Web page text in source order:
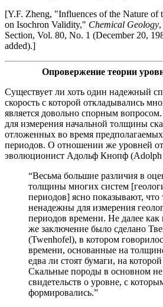
[Y.F. Zheng, "Influences of the Nature of
on Isochron Validity," Chemical Geology
Section, Vol. 80, No. 1 (December 20,
added).]
Опровержение теории
Существует ли хоть один надежный
скорость с которой откладывались
является довольно спорным
для измерения начальной толщины
отложенных во время
периодов. О отношении же уровней
эволюционист Адольф Кнопф (Adolph
“Весьма большие различия в
толщины многих систем
периодов] ясно показывают,
ненадежны для измерения
периодов времени. Не далее как
же заключение было сделано
(Twenhofel), в котором
времени, основанные на
едва ли стоят бумаги, на
Скальные породы в основном
свидетельств о уровне, с
формировались.”